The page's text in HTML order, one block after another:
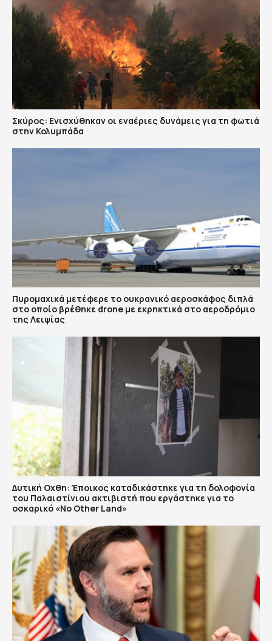
Σκύρος: Ενισχύθηκαν οι εναέριες δυνάμεις για τη φωτιά
στην Κολυμπάδα
Πυρομαχικά μετέφερε το ουκρανικό αεροσκάφος διπλά
στο οποίο βρέθηκε drone με εκρηκτικά στο αεροδρόμιο
της Λειψίας
Δυτική Οχθη: Έποικος καταδικάστηκε για τη δολοφονία
του Παλαιστίνιου ακτιβιστή που εργάστηκε για το
οσκαρικό «No Other Land»